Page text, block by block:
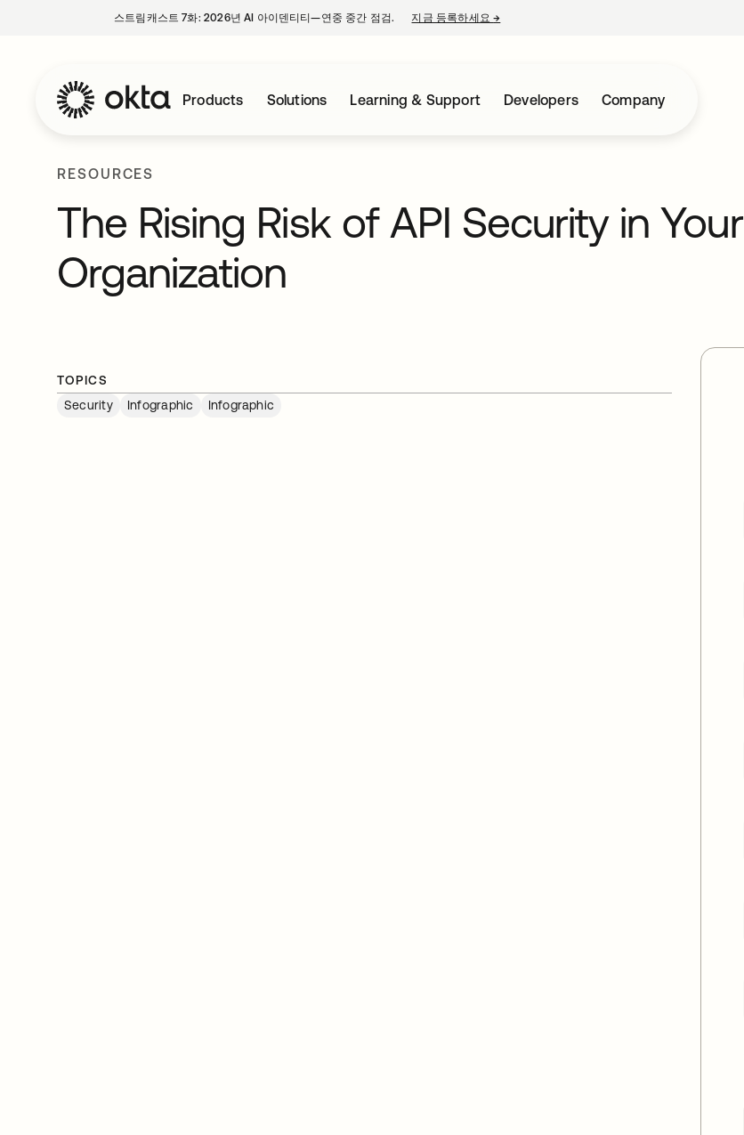
스트림캐스트 7화: 2026년 AI 아이덴티티—연중 중간 점검. 지금 등록하세요→
Products Solutions Learning & Support Developers Company
RESOURCES
The Rising Risk of API Security in Your
Organization
TOPICS
Security
Infographic Infographic